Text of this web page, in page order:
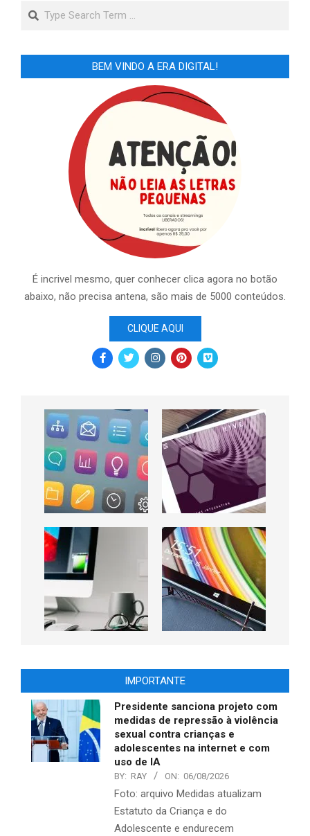
Search
BEM VINDO A ERA DIGITAL!
É incrivel mesmo, quer conhecer clica agora no botão
abaixo, não precisa antena, são mais de 5000 conteúdos.
CLIQUE AQUI
IMPORTANTE
Presidente sanciona projeto com
medidas de repressão à violência
sexual contra crianças e
adolescentes na internet e com
uso de IA
BY: RAY ON: 06/08/2026
Foto: arquivo Medidas atualizam
Estatuto da Criança e do
Adolescente e endurecem